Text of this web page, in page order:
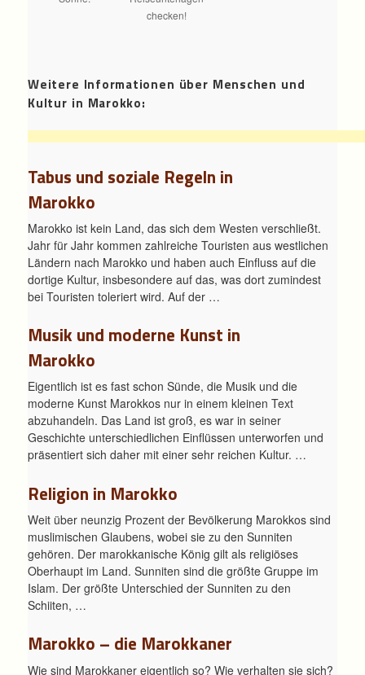
checken!
Weitere Informationen über Menschen und
Kultur in Marokko:
Tabus und soziale Regeln in
Marokko
Marokko ist kein Land, das sich dem Westen verschließt.
Jahr für Jahr kommen zahlreiche Touristen aus westlichen
Ländern nach Marokko und haben auch Einfluss auf die
dortige Kultur, insbesondere auf das, was dort zumindest
bei Touristen toleriert wird. Auf der …
Musik und moderne Kunst in
Marokko
Eigentlich ist es fast schon Sünde, die Musik und die
moderne Kunst Marokkos nur in einem kleinen Text
abzuhandeln. Das Land ist groß, es war in seiner
Geschichte unterschiedlichen Einflüssen unterworfen und
präsentiert sich daher mit einer sehr reichen Kultur. …
Religion in Marokko
Weit über neunzig Prozent der Bevölkerung Marokkos sind
muslimischen Glaubens, wobei sie zu den Sunniten
gehören. Der marokkanische König gilt als religiöses
Oberhaupt im Land. Sunniten sind die größte Gruppe im
Islam. Der größte Unterschied der Sunniten zu den
Schiiten, …
Marokko – die Marokkaner
Wie sind Marokkaner eigentlich so? Wie verhalten sie sich?